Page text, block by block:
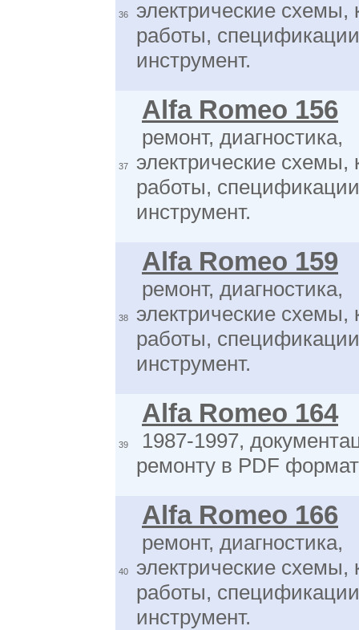
36
электрические схемы,
работы,
инструмент.
37
Alfa Romeo 156
ремонт, диагностика,
электрические схемы,
работы,
инструмент.
38
Alfa Romeo 159
ремонт, диагностика,
электрические схемы,
работы,
инструмент.
39
Alfa Romeo 164
1987-1997,
ремонту в PDF
40
Alfa Romeo 166
ремонт, диагностика,
электрические схемы,
работы,
инструмент.